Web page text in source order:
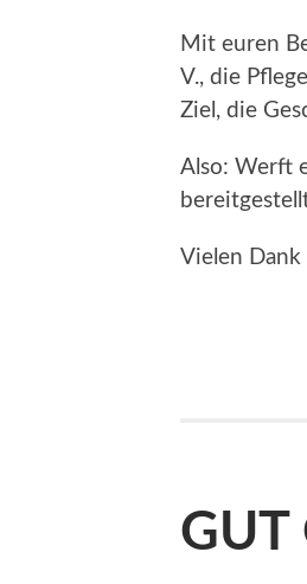
Mit euren
V., die
Ziel, die
Also: Werft
Vielen
GUT